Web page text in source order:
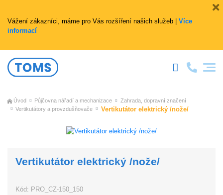
Vážení zákazníci, máme pro Vás rozšíření našich služeb | Více
informací
Úvod Půjčovna nářadí a mechanizace
Zahrada, dopravní značení
Vertikutátory a provzdušňovače
Vertikutátor elektrický /nože/
Vertikutátor elektrický /nože/
Kód: PRO_CZ-150_150